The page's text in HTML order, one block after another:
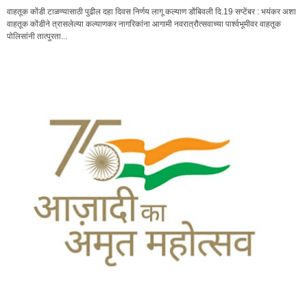
वाहतूक कोंडी टाळण्यासाठी पुढील दहा दिवस निर्णय लागू कल्याण डोंबिवली दि.19 सप्टेंबर : भयंकर अशा
वाहतूक कोंडीने त्रासलेल्या कल्याणकर नागरिकांना आगामी नवरात्रौत्सवाच्या पार्श्वभूमीवर वाहतूक
पोलिसांनी तात्पुरता...